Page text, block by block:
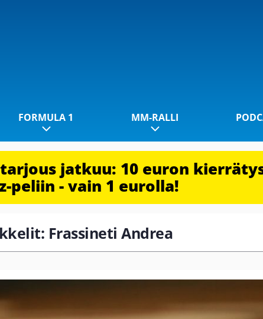
FORMULA 1 MM-RALLI
jatkuu: 10 euron
peliin - vain 1 eurolla!
Frassineti Andrea